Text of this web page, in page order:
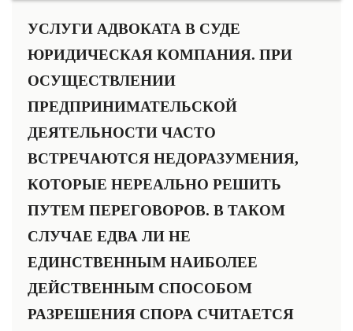
УСЛУГИ АДВОКАТА В СУДЕ
ЮРИДИЧЕСКАЯ КОМПАНИЯ. ПРИ
ОСУЩЕСТВЛЕНИИ
ПРЕДПРИНИМАТЕЛЬСКОЙ
ДЕЯТЕЛЬНОСТИ ЧАСТО
ВСТРЕЧАЮТСЯ НЕДОРАЗУМЕНИЯ,
КОТОРЫЕ НЕРЕАЛЬНО РЕШИТЬ
ПУТЕМ ПЕРЕГОВОРОВ. В ТАКОМ
СЛУЧАЕ ЕДВА ЛИ НЕ
ЕДИНСТВЕННЫМ НАИБОЛЕЕ
ДЕЙСТВЕННЫМ СПОСОБОМ
РАЗРЕШЕНИЯ СПОРА СЧИТАЕТСЯ